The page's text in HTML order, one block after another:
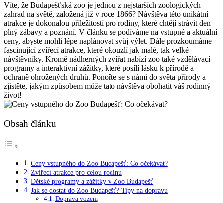
Víte, že Budapešťská zoo je jednou z nejstarších zoologických
zahrad na světě, založená již v roce 1866? Návštěva této unikátní
atrakce je dokonalou příležitostí pro rodiny, které chtějí strávit den
plný zábavy a poznání. V článku se podíváme na vstupné a aktuální
ceny, abyste mohli lépe naplánovat svůj výlet. Dále prozkoumáme
fascinující zvířecí atrakce, které okouzlí jak malé, tak velké
návštěvníky. Kromě nádherných zvířat nabízí zoo také vzdělávací
programy a interaktivní zážitky, které posílí lásku k přírodě a
ochraně ohrožených druhů. Ponořte se s námi do světa přírody a
zjistěte, jakým způsobem může tato návštěva obohatit váš rodinný
život!
Obsah článku
Ceny vstupného do Zoo Budapešť: Co očekávat?
Zvířecí atrakce pro celou rodinu
Dětské programy a zážitky v Zoo Budapešť
Jak se dostat do Zoo Budapešť? Tipy na dopravu
Doprava vozem